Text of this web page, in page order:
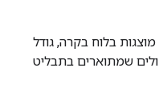
בלוח בקרה, גודל
שמתוארים בתבליט